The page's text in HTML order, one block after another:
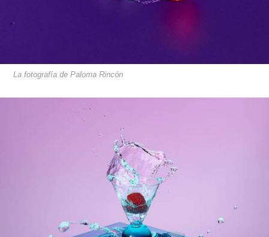
La fotografía de Paloma Rincón